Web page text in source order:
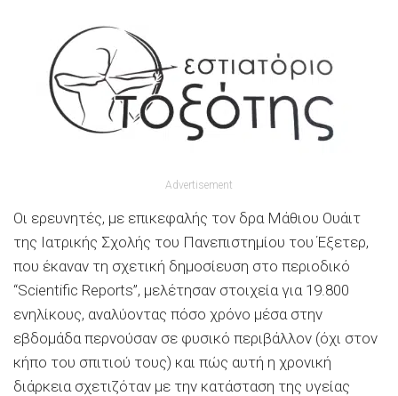
Advertisement
Οι ερευνητές, με επικεφαλής τον δρα Μάθιου Ουάιτ
της Ιατρικής Σχολής του Πανεπιστημίου του Έξετερ,
που έκαναν τη σχετική δημοσίευση στο περιοδικό
“Scientific Reports”, μελέτησαν στοιχεία για 19.800
ενηλίκους, αναλύοντας πόσο χρόνο μέσα στην
εβδομάδα περνούσαν σε φυσικό περιβάλλον (όχι στον
κήπο του σπιτιού τους) και πώς αυτή η χρονική
διάρκεια σχετιζόταν με την κατάσταση της υγείας